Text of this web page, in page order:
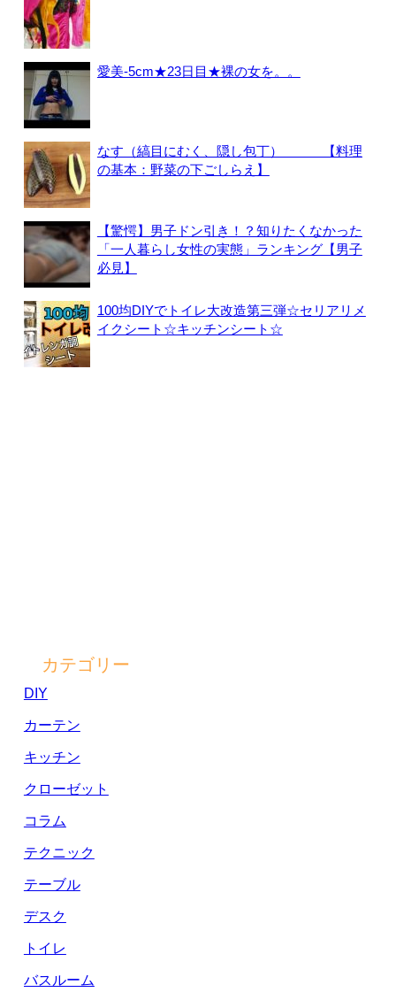
愛美-5cm★23日目★裸の女を。。
なす（縞目にむく、隠し包丁） 【料理
の基本：野菜の下ごしらえ】
【驚愕】男子ドン引き！？知りたくなかった
「一人暮らし女性の実態」ランキング【男子
必見】
100均DIYでトイレ大改造第三弾☆セリアリメ
イクシート☆キッチンシート☆
カテゴリー
DIY
カーテン
キッチン
クローゼット
コラム
テクニック
テーブル
デスク
トイレ
バスルーム